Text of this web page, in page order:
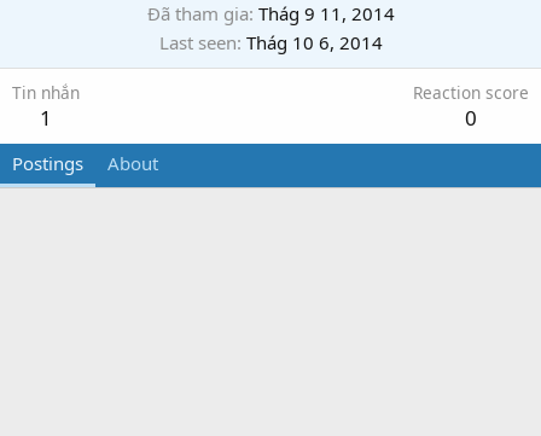
Đã tham gia Thág 9 11, 2014
Last seen Thág 10 6, 2014
Tin nhắn
1
Reaction score
0
Postings About